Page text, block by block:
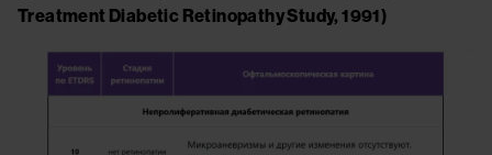
Treatment Diabetic Retinopathy Study, 1991)